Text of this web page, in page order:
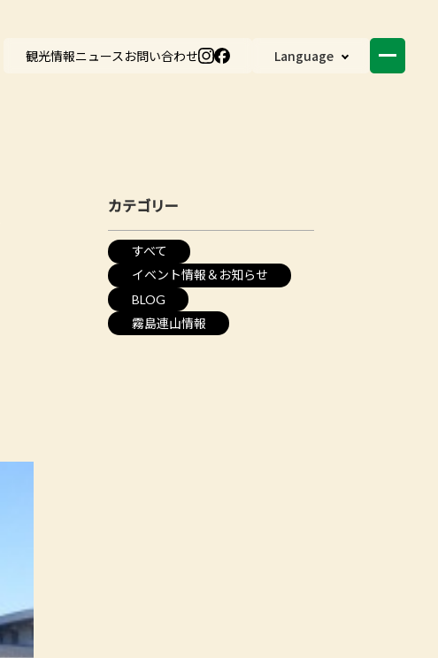
観光情報ニュース お問い合わせ Language
カテゴリー
すべて
イベント情報＆お知らせ
BLOG
霧島連山情報